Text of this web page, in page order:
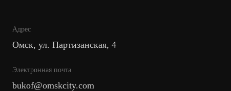
Адрес
Омск, ул. Партизанская, 4
Электронная почта
bukof@omskcity.com